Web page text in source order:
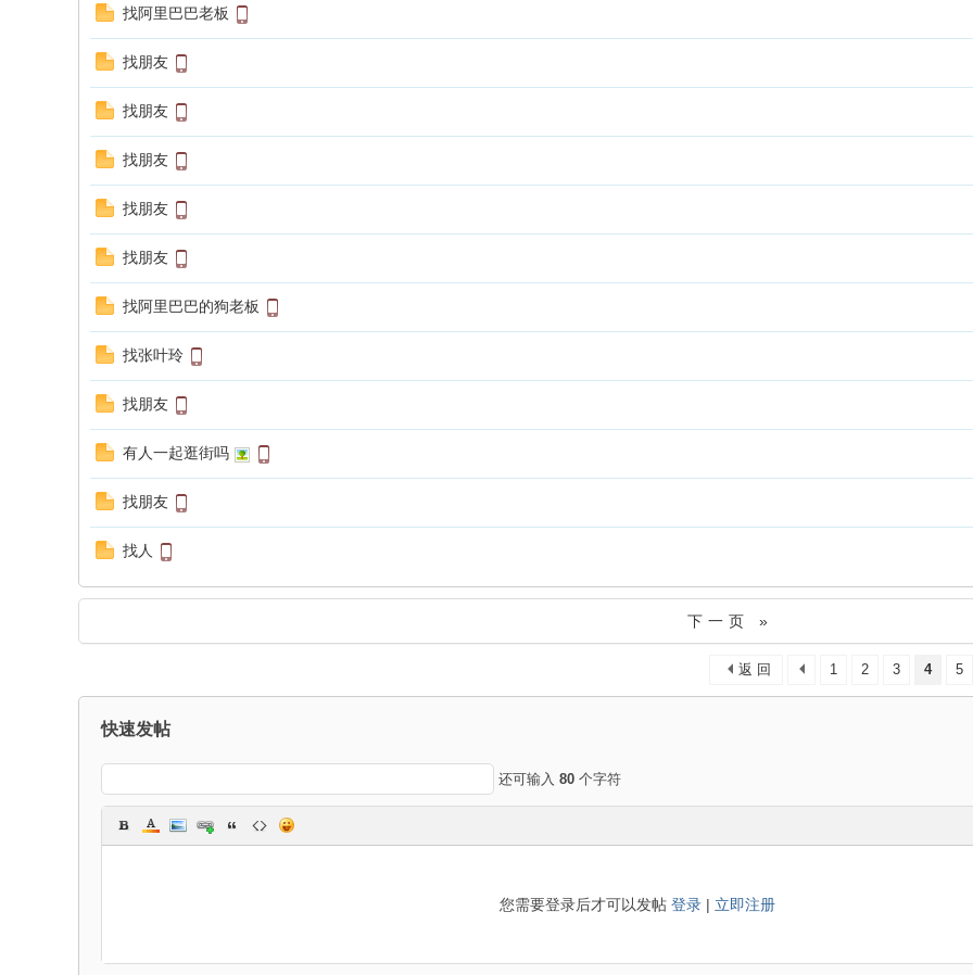
找阿里巴巴老板
找朋友
找朋友
找朋友
找朋友
找朋友
找阿里巴巴的狗老板
找张叶玲
找朋友
有人一起逛街吗
找朋友
找人
下一页 »
1 2 3 4 5
返 回
快速发帖
还可输入 80 个字符
您需要登录后才可以发帖 登录 | 立即注册